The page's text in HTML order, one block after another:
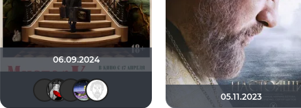
06.09.2024
brusellМышь Белая
vadim sXe
Доктор Верховцев
Equitable
05.11.2023